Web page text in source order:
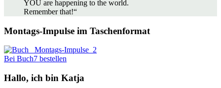
YOU are happening to the world.
Remember that!“
Montags-Impulse im Taschenformat
Bei Buch7 bestellen
Hallo, ich bin Katja